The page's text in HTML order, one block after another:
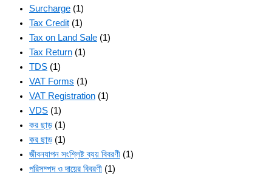
Surcharge (1)
Tax Credit (1)
Tax on Land Sale (1)
Tax Return (1)
TDS (1)
VAT Forms (1)
VAT Registration (1)
VDS (1)
কর ছাড় (1)
কর ছাড় (1)
জীবনযাপন সংশ্লিষ্ট ব্যয় বিবরণী (1)
পরিসম্পদ ও দায়ের বিবরণী (1)